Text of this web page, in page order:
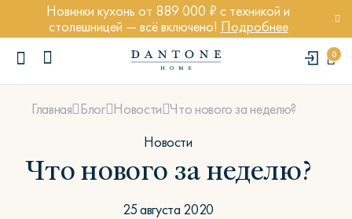
Новинки кухонь от 889 000 ₽ с техникой и
столешницей — всё включено! Подробнее
0
ПОПУЛЯРНЫЕ ЗАПРОСЫ
Главная Блог Новости Что нового за неделю?
Новости
Что нового за неделю?
25 августа 2020